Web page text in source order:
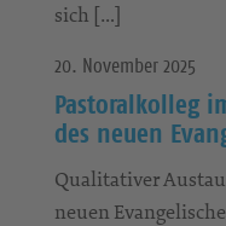
sich […]
20. November 2025
Pastoralkolleg
des neuen
Qualitativer
neuen